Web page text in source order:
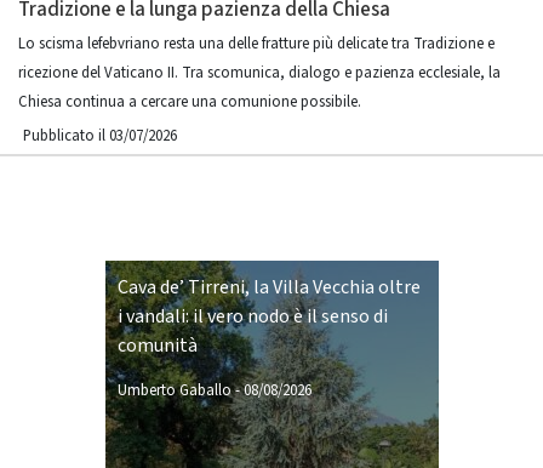
Tradizione e la lunga pazienza della Chiesa
Lo scisma lefebvriano resta una delle fratture più delicate tra Tradizione e
ricezione del Vaticano II. Tra scomunica, dialogo e pazienza ecclesiale, la
Chiesa continua a cercare una comunione possibile.
Pubblicato il 03/07/2026
Cava de’ Tirreni, la Villa Vecchia oltre
i vandali: il vero nodo è il senso di
comunità
Umberto Gaballo-08/08/2026